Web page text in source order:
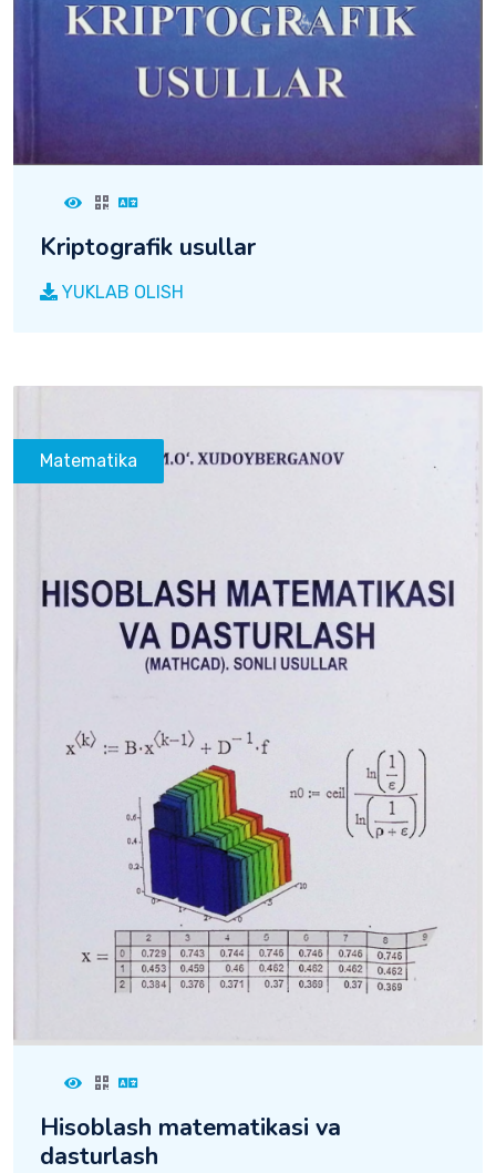
Kriptografik usullar
YUKLAB OLISH
Matematika
Hisoblash matematikasi va
dasturlash